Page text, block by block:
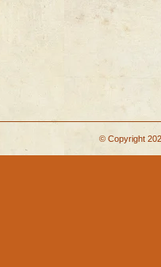
© Copyright